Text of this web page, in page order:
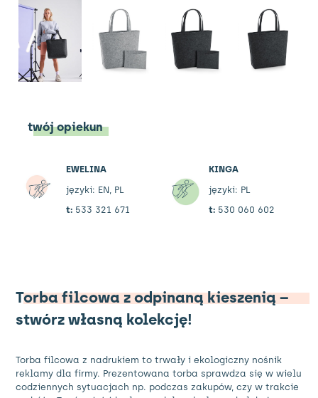
twój opiekun
EWELINA
języki: EN, PL
t:533 321 671
KINGA
języki: PL
t: 530 060 602
Torba filcowa z odpinaną kieszenią –
stwórz własną kolekcję!
Torba filcowa z nadrukiem to trwały i ekologiczny nośnik
reklamy dla firmy. Prezentowana torba sprawdza się w wielu
codziennych sytuacjach np. podczas zakupów, czy w trakcie